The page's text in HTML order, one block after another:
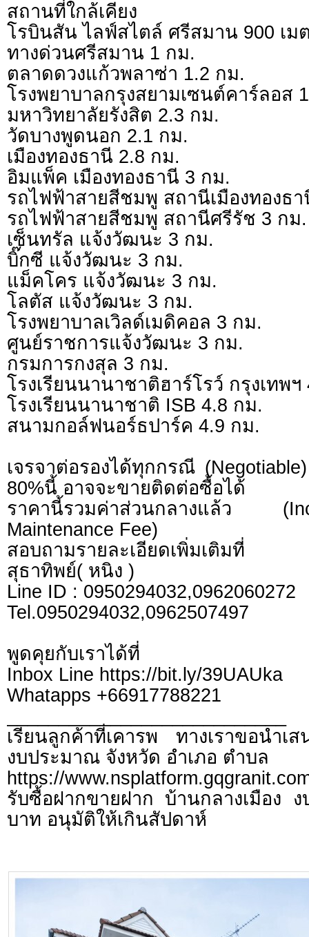
สถานที่ใกล้เคียง
โรบินสัน ไลฟ์สไตล์ ศรีสมาน 900 เม
ทางด่วนศรีสมาน 1 กม.
ตลาดดวงแก้วพลาซ่า 1.2 กม.
โรงพยาบาลกรุงสยามเซนต์คาร์ลอส
มหาวิทยาลัยรังสิต 2.3 กม.
วัดบางพูดนอก 2.1 กม.
เมืองทองธานี 2.8 กม.
อิมแพ็ค เมืองทองธานี 3 กม.
รถไฟฟ้าสายสีชมพู สถานีเมืองทองธ
รถไฟฟ้าสายสีชมพู สถานีศรีรัช 3 กม.
เซ็นทรัล แจ้งวัฒนะ 3 กม.
บิ๊กซี แจ้งวัฒนะ 3 กม.
แม็คโคร แจ้งวัฒนะ 3 กม.
โลตัส แจ้งวัฒนะ 3 กม.
โรงพยาบาลเวิลด์เมดิคอล 3 กม.
ศูนย์ราชการแจ้งวัฒนะ 3 กม.
กรมการกงสุล 3 กม.
โรงเรียนนานาชาติฮาร์โรว์ กรุงเทพฯ
โรงเรียนนานาชาติ ISB 4.8 กม.
สนามกอล์ฟนอร์ธปาร์ค 4.9 กม.
เจรจาต่อรองได้ทุกกรณี
80%นี้ อาจจะขายติดต่อซื้อได้
ราคานี้รวมค่าส่วนกลางแล้ว
Maintenance Fee)
สอบถามรายละเอียดเพิ่มเติมที่
สุธาทิพย์( หนิง )
Line ID : 0950294032,0962060272
Tel.0950294032,0962507497
พูดคุยกับเราได้ที่
Inbox Line https://bit.ly/39UAUka
Whatapps +66917788221
เรียนลูกค้าที่เคารพ ทางเราขอนำเ
งบประมาณ จังหวัด อำเภอ ตำบล
https://
รับซื้อฝากขายฝาก บ้านกลางเมือง
บาท อนุมัติให้เกินสัปดาห์